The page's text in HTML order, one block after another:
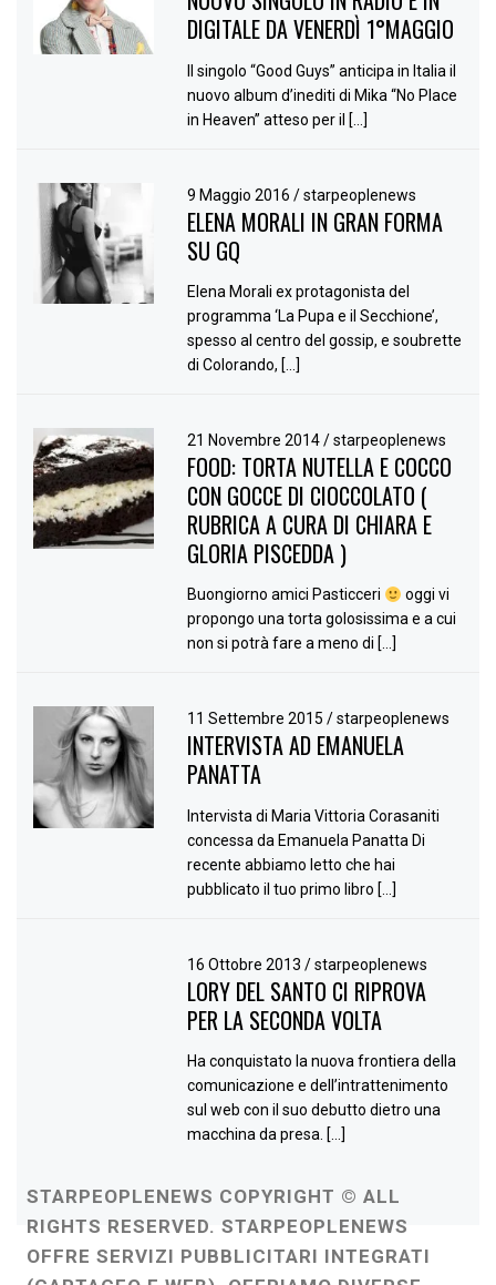
DIGITALE DA VENERDÌ 1°MAGGIO
Il singolo “Good Guys” anticipa in Italia il
nuovo album d’inediti di Mika “No Place
in Heaven” atteso per il […]
9 Maggio 2016/ starpeoplenews
ELENA MORALI IN GRAN FORMA
SU GQ
Elena Morali ex protagonista del
programma ‘La Pupa e il Secchione’,
spesso al centro del gossip, e soubrette
di Colorando, […]
21 Novembre 2014/ starpeoplenews
FOOD: TORTA NUTELLA E COCCO
CON GOCCE DI CIOCCOLATO (
RUBRICA A CURA DI CHIARA E
GLORIA PISCEDDA )
Buongiorno amici Pasticceri
oggi vi
propongo una torta golosissima e a cui
non si potrà fare a meno di […]
11 Settembre 2015/ starpeoplenews
INTERVISTA AD EMANUELA
PANATTA
Intervista di Maria Vittoria Corasaniti
concessa da Emanuela Panatta Di
recente abbiamo letto che hai
pubblicato il tuo primo libro […]
16 Ottobre 2013/ starpeoplenews
LORY DEL SANTO CI RIPROVA
PER LA SECONDA VOLTA
Ha conquistato la nuova frontiera della
comunicazione e dell’intrattenimento
sul web con il suo debutto dietro una
macchina da presa. […]
STARPEOPLENEWS COPYRIGHT © ALL
RIGHTS RESERVED. STARPEOPLENEWS
OFFRE SERVIZI PUBBLICITARI INTEGRATI